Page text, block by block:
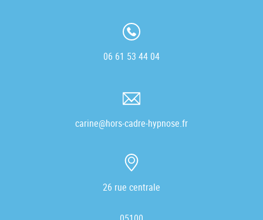
06 61 53 44 04
carine@hors-cadre-hypnose.fr
26 rue centrale